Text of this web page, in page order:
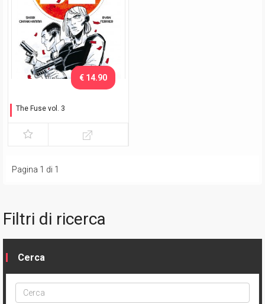
The Fuse vol. 3
€ 14.90
Pagina 1 di 1
Filtri di ricerca
Cerca
Cerca
ptype